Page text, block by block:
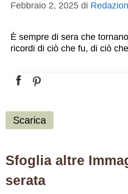
Febbraio 2, 2025 di
È sempre di sera che
ricordi di ciò che fu, di ciò
Scarica
Sfoglia altre
serata